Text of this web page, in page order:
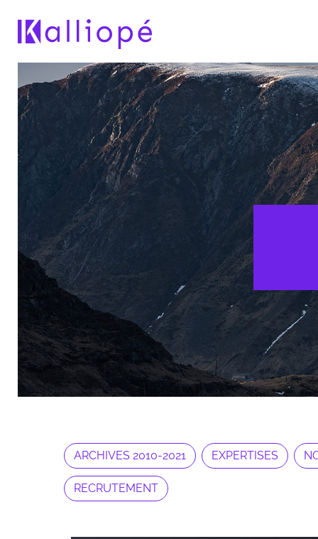
ARCHIVES 2010-2021 EXPERTISES
RECRUTEMENT